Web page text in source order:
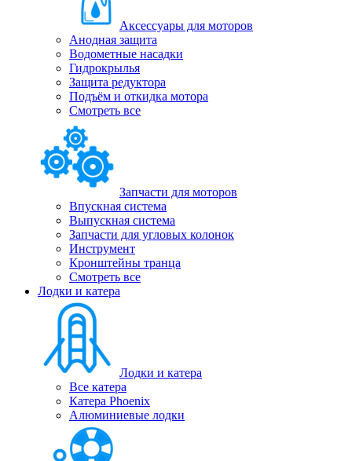
Аксессуары для моторов
Анодная защита
Водометные насадки
Гидрокрылья
Защита редуктора
Подъём и откидка мотора
Смотреть все
Запчасти для моторов
Впускная система
Выпускная система
Запчасти для угловых колонок
Инструмент
Кронштейны транца
Смотреть все
Лодки и катера
Лодки и катера
Все катера
Катера Phoenix
Алюминиевые лодки